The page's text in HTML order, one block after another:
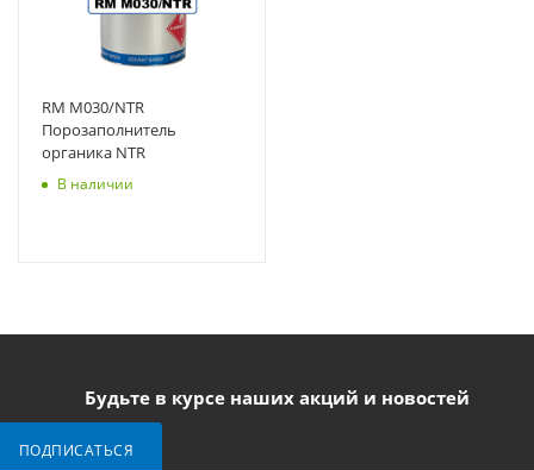
RM M030/NTR
Порозаполнитель
органика NTR
В наличии
Будьте в курсе наших акций и новостей
ПОДПИСАТЬСЯ